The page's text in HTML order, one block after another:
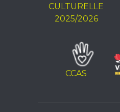
CULTURELLE
2025/2026
CCAS